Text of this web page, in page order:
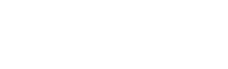
通知します。
ムロン制御